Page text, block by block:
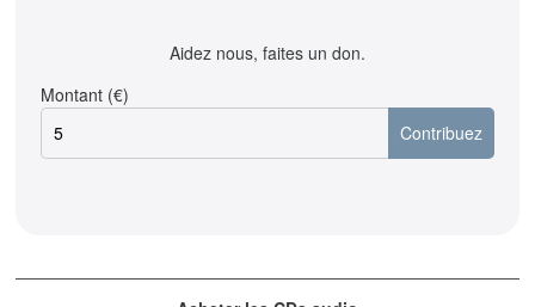
Aidez nous, faites un don.
Montant (€)